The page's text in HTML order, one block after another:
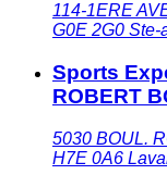
114-1ERE
G0E 2G0 Ste-
Sports
ROBERT
5030 BOUL.
H7E 0A6